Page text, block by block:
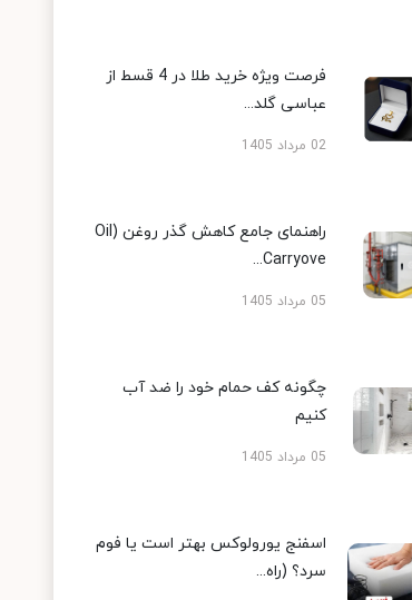
فرصت ویژه خرید طلا در 4 قسط از
عباسی گلد...
02 مرداد 1405
راهنمای جامع کاهش گذر روغن (Oil
Carryove...
05 مرداد 1405
چگونه کف حمام خود را ضد آب
کنیم
05 مرداد 1405
اسفنج یورولوکس بهتر است یا فوم
سرد؟ (راه...